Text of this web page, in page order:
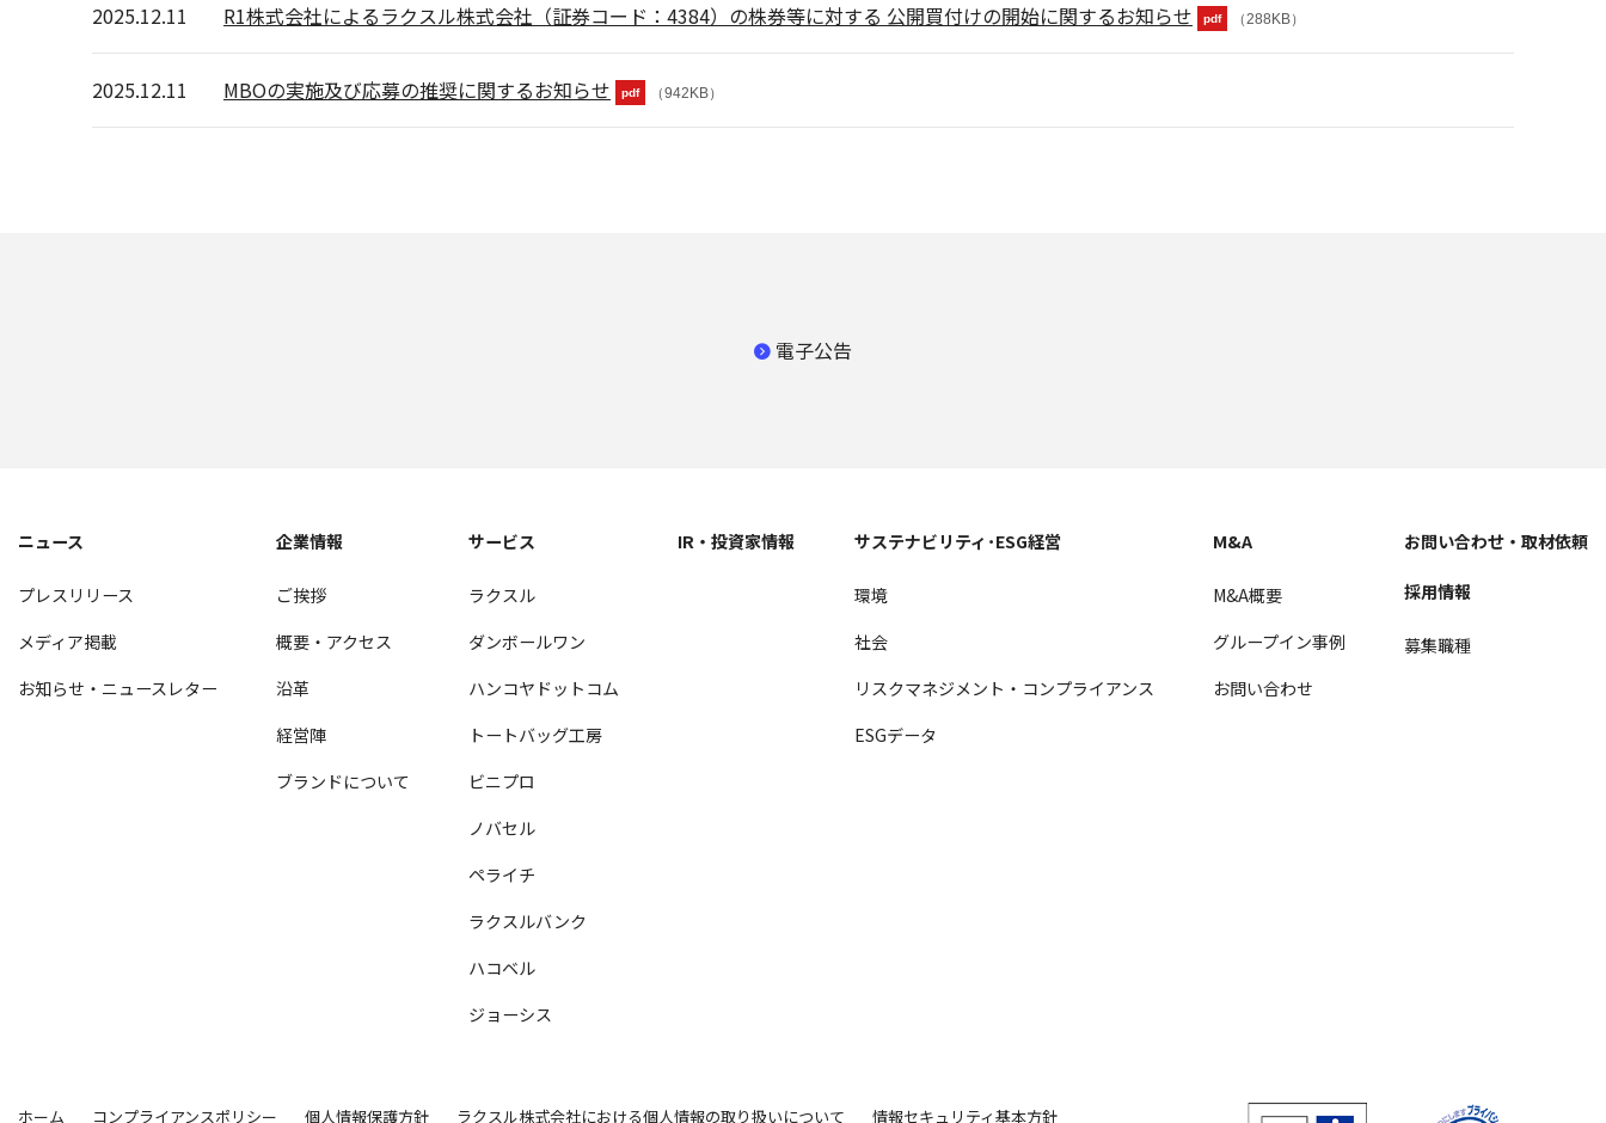
2025.12.11 R1株式会社によるラクスル株式会社（証券コード：4384）の株券等に対する 公開買付けの開始に関するお知らせ pdf （288KB）
2025.12.11 MBOの実施及び応募の推奨に関するお知らせ pdf （942KB）
電子公告
ニュース
プレスリリース
メディア掲載
お知らせ・ニュースレター
企業情報
ご挨拶
概要・アクセス
沿革
経営陣
ブランドについて
サービス
ラクスル
ダンボールワン
ハンコヤドットコム
トートバッグ工房
ビニプロ
ノバセル
ペライチ
ラクスルバンク
ハコベル
ジョーシス
IR・投資家情報 サステナビリティ･ESG経営
環境
社会
リスクマネジメント・コンプライアンス
ESGデータ
M&A
M&A概要
グループイン事例
お問い合わせ
お問い合わせ・取材依頼
採用情報
募集職種
ホーム コンプライアンスポリシー 個人情報保護方針 ラクスル株式会社における個人情報の取り扱いについて 情報セキュリティ基本方針